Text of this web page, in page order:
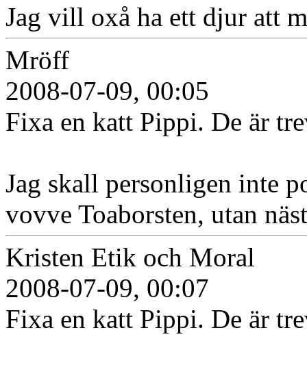
Jag vill oxå ha ett djur att
Mröff
2008-07-09, 00:05
Fixa en katt Pippi. De är
Jag skall personligen inte
vovve Toaborsten, utan
Kristen Etik och Moral
2008-07-09, 00:07
Fixa en katt Pippi. De är